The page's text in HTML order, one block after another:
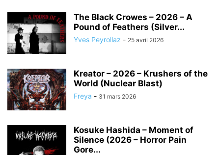
The Black Crowes – 2026 – A
Pound of Feathers (Silver...
Yves Peyrollaz - 25 avril 2026
Kreator – 2026 – Krushers of the
World (Nuclear Blast)
Freya - 31 mars 2026
Kosuke Hashida – Moment of
Silence (2026 – Horror Pain
Gore...